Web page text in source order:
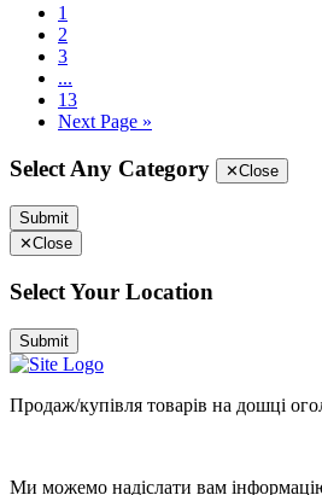
1
2
3
...
13
Next Page »
Select Any Category ✕Close
Submit
✕Close
Select Your Location
Submit
Продаж/купівля товарів на дошці
Ми можемо надіслати вам